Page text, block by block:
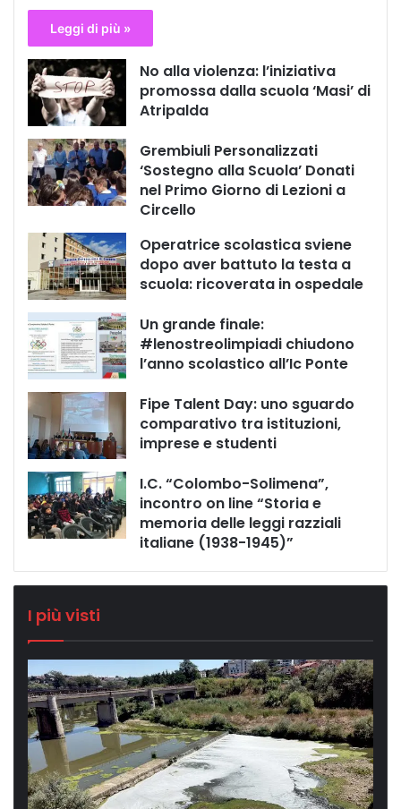
Leggi di più »
No alla violenza: l’iniziativa
promossa dalla scuola ‘Masi’ di
Atripalda
Grembiuli Personalizzati
‘Sostegno alla Scuola’ Donati
nel Primo Giorno di Lezioni a
Circello
Operatrice scolastica sviene
dopo aver battuto la testa a
scuola: ricoverata in ospedale
Un grande finale:
#lenostreolimpiadi chiudono
l’anno scolastico all’Ic Ponte
Fipe Talent Day: uno sguardo
comparativo tra istituzioni,
imprese e studenti
I.C. “Colombo-Solimena”,
incontro on line “Storia e
memoria delle leggi razziali
italiane (1938-1945)”
I più visti